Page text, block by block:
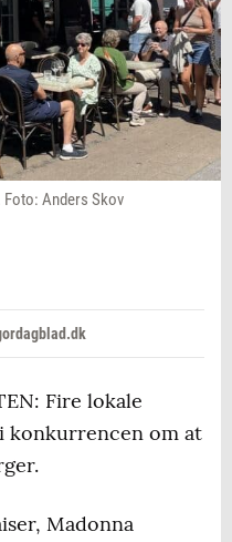
Foto: Anders Skov
Fire lokale
konkurrencen om at
Madonna